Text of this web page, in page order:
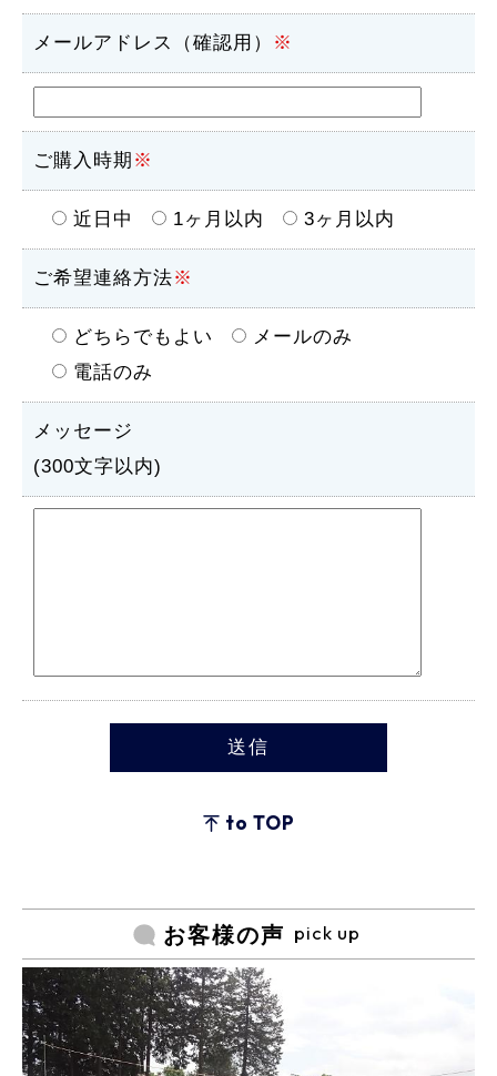
メールアドレス（確認用） ※
ご購入時期 ※
近日中 1ヶ月以内 3ヶ月以内
ご希望連絡方法※
どちらでもよい
メールのみ
電話のみ
メッセージ
(300文字以内)
to TOP
お客様の声 pick up